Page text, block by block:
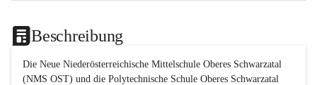
Beschreibung
Die Neue Niederösterreichische Mittelschule Oberes Schwarzatal
(NMS OST) und die Polytechnische Schule Oberes Schwarzatal